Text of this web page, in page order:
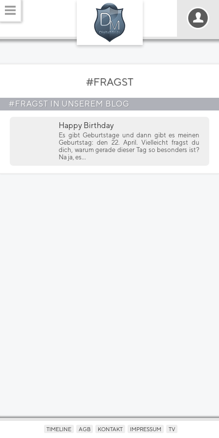
#FRAGST
#FRAGST IN UNSEREM BLOG
Happy Birthday
Es gibt Geburtstage und dann gibt es meinen
Geburtstag: den 22. April. Vielleicht fragst du
dich, warum gerade dieser Tag so besonders ist?
Na ja, es...
TIMELINE AGB KONTAKT IMPRESSUM TV